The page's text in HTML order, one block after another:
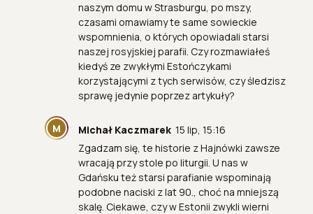
naszym domu w Strasburgu, po mszy,
czasami omawiamy te same sowieckie
wspomnienia, o których opowiadali starsi
naszej rosyjskiej parafii. Czy rozmawiałeś
kiedyś ze zwykłymi Estończykami
korzystającymi z tych serwisów, czy śledzisz
sprawę jedynie poprzez artykuły?
M Michał Kaczmarek 15 lip, 15:16
Zgadzam się, te historie z Hajnówki zawsze
wracają przy stole po liturgii. U nas w
Gdańsku też starsi parafianie wspominają
podobne naciski z lat 90., choć na mniejszą
skalę. Ciekawe, czy w Estonii zwykli wierni